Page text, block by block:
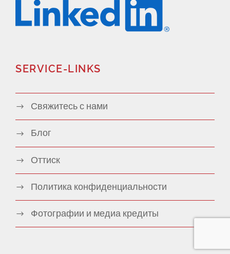
SERVICE-LINKS
Свяжитесь с нами
Блог
Оттиск
Политика конфиденциальности
Фотографии и медиа кредиты